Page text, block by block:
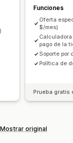
Funciones
Oferta
$/mes)
pago de la
Soporte por
Política de
Prueba gratis
Mostrar original